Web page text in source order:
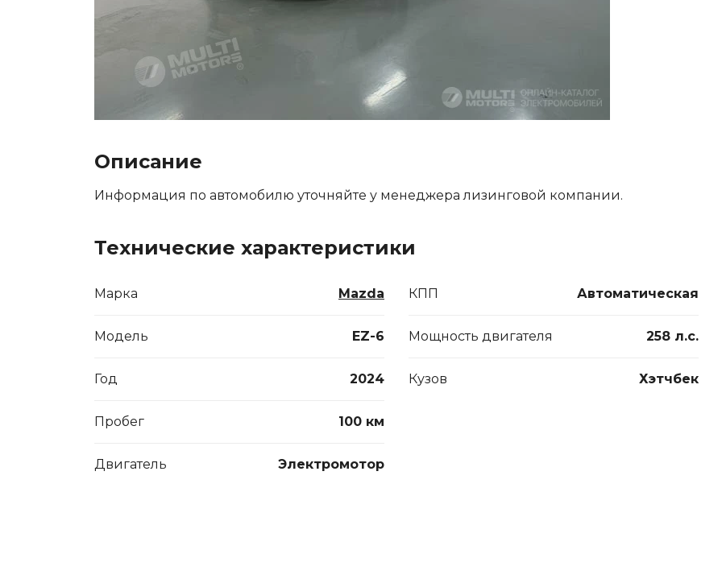
Описание
Информация по автомобилю уточняйте у менеджера лизинговой компании.
Технические характеристики
Марка Mazda
Модель EZ-6
Год 2024
Пробег 100 км
Двигатель Электромотор
КПП Автоматическая
Мощность двигателя 258 л.с.
Кузов Хэтчбек